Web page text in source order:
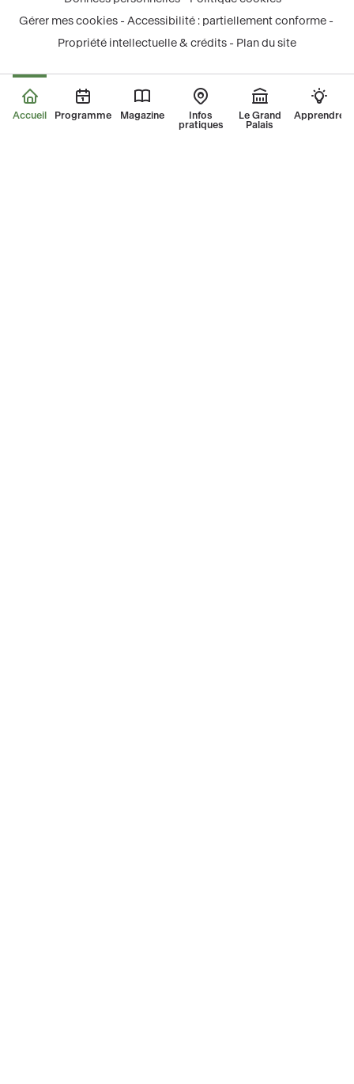
nouvelle
nouvelle
fenêtre
nouvelle
fenêtre
tok
-
nouvelle
-
nouvelle
fenêtre
légal
Gérer mes cookies
Accessibilité : partiellement conforme
Propriété intellectuelle & crédits
Plan du site
Accueil Programme Magazine
Infos
pratiques
Le Grand
Palais
Apprendre